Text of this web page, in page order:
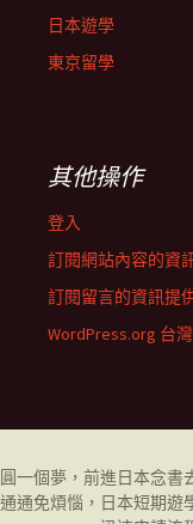
日本遊學
東京留學
其他操作
登入
訂閱網站內容的資
訂閱留言的資訊提
WordPress.org 台
圓一個夢，前進日本念書
通通免煩惱，日本短期遊